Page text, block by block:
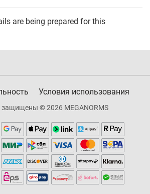
are being prepared for this
Условия использования
защищены © 2026 MEGANORMS